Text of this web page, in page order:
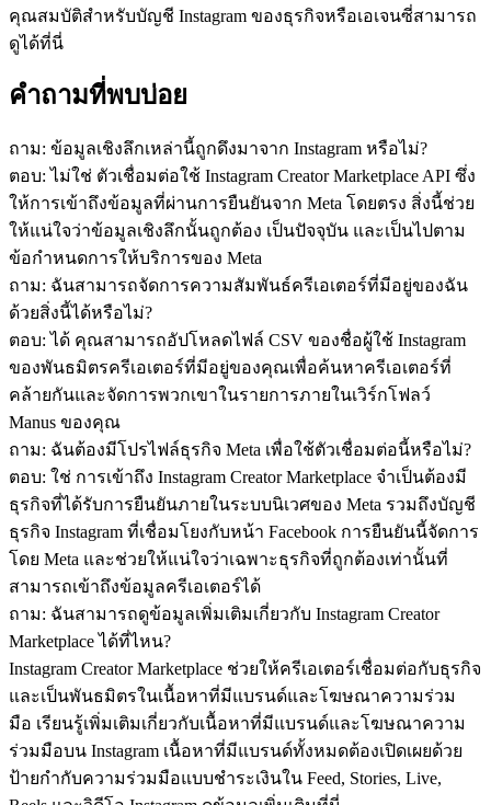
คุณสมบัติสำหรับบัญชี Instagram ของธุรกิจหรือเอเจนซี่สามารถ
ดูได้ที่นี่
คำถามที่พบบ่อย
ถาม: ข้อมูลเชิงลึกเหล่านี้ถูกดึงมาจาก Instagram หรือไม่?
ตอบ: ไม่ใช่ ตัวเชื่อมต่อใช้ Instagram Creator Marketplace API ซึ่ง
ให้การเข้าถึงข้อมูลที่ผ่านการยืนยันจาก Meta โดยตรง สิ่งนี้ช่วย
ให้แน่ใจว่าข้อมูลเชิงลึกนั้นถูกต้อง เป็นปัจจุบัน และเป็นไปตาม
ข้อกำหนดการให้บริการของ Meta
ถาม: ฉันสามารถจัดการความสัมพันธ์ครีเอเตอร์ที่มีอยู่ของฉัน
ด้วยสิ่งนี้ได้หรือไม่?
ตอบ: ได้ คุณสามารถอัปโหลดไฟล์ CSV ของชื่อผู้ใช้ Instagram
ของพันธมิตรครีเอเตอร์ที่มีอยู่ของคุณเพื่อค้นหาครีเอเตอร์ที่
คล้ายกันและจัดการพวกเขาในรายการภายในเวิร์กโฟลว์
Manus ของคุณ
ถาม: ฉันต้องมีโปรไฟล์ธุรกิจ Meta เพื่อใช้ตัวเชื่อมต่อนี้หรือไม่?
ตอบ: ใช่ การเข้าถึง Instagram Creator Marketplace จำเป็นต้องมี
ธุรกิจที่ได้รับการยืนยันภายในระบบนิเวศของ Meta รวมถึงบัญชี
ธุรกิจ Instagram ที่เชื่อมโยงกับหน้า Facebook การยืนยันนี้จัดการ
โดย Meta และช่วยให้แน่ใจว่าเฉพาะธุรกิจที่ถูกต้องเท่านั้นที่
สามารถเข้าถึงข้อมูลครีเอเตอร์ได้
ถาม: ฉันสามารถดูข้อมูลเพิ่มเติมเกี่ยวกับ Instagram Creator
Marketplace ได้ที่ไหน?
Instagram Creator Marketplace ช่วยให้ครีเอเตอร์เชื่อมต่อกับธุรกิจ
และเป็นพันธมิตรในเนื้อหาที่มีแบรนด์และโฆษณาความร่วม
มือ เรียนรู้เพิ่มเติมเกี่ยวกับเนื้อหาที่มีแบรนด์และโฆษณาความ
ร่วมมือบน Instagram เนื้อหาที่มีแบรนด์ทั้งหมดต้องเปิดเผยด้วย
ป้ายกำกับความร่วมมือแบบชำระเงินใน Feed, Stories, Live,